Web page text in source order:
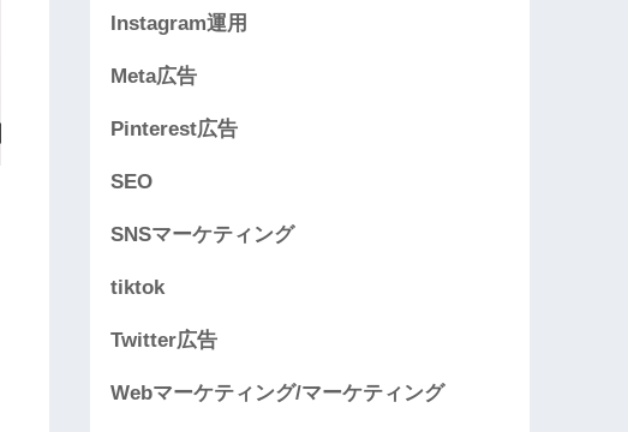
Instagram運用
Meta広告
Pinterest広告
SEO
SNSマーケティング
tiktok
Twitter広告
Webマーケティング/マーケティング